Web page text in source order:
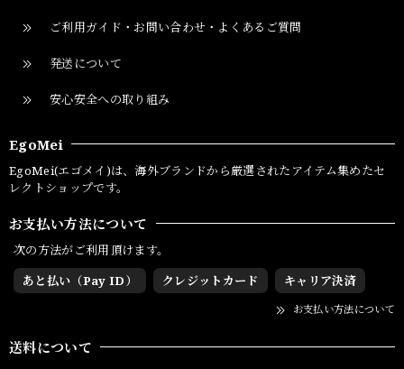
ご利用ガイド・お問い合わせ・よくあるご質問
発送について
安心安全への取り組み
EgoMei
EgoMei(エゴメイ)は、海外ブランドから厳選されたアイテム集めたセ
レクトショップです。
お支払い方法について
次の方法がご利用頂けます。
あと払い（Pay ID）
クレジットカード キャリア決済
お支払い方法について
送料について